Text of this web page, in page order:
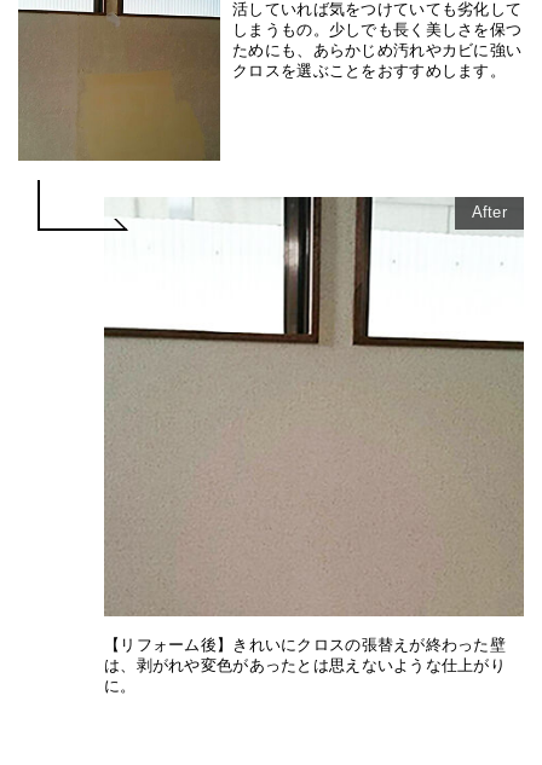
活していれば気をつけていても劣化して
しまうもの。少しでも長く美しさを保つ
ためにも、あらかじめ汚れやカビに強い
クロスを選ぶことをおすすめします。
After
【リフォーム後】きれいにクロスの張替えが終わった壁
は、剥がれや変色があったとは思えないような仕上がり
に。